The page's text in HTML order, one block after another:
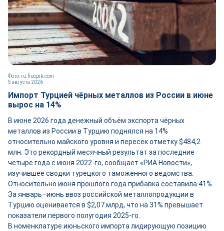
5 августа 2026
Фото: ru.freepik.com
Импорт Турцией чёрных металлов из России в июне
вырос на 14%
В июне 2026 года денежный объём экспорта чёрных
металлов из России в Турцию поднялся на 14%
относительно майского уровня и пересёк отметку $484,2
млн. Это рекордный месячный результат за последние
четыре года с июня 2022-го, сообщает «РИА Новости»,
изучившее сводки турецкого таможенного ведомства.
Относительно июня прошлого года прибавка составила 41%.
За январь–июнь ввоз российской металлопродукции в
Турцию оценивается в $2,07 млрд, что на 31% превышает
показатели первого полугодия 2025-го.
В номенклатуре июньского импорта лидирующую позицию